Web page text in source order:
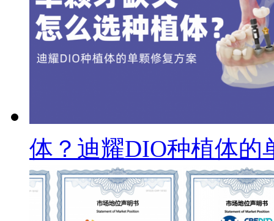
体？迪耀DIO种植体的